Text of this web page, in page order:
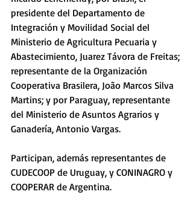
presidente del Departamento de
Integración y Movilidad Social del
Ministerio de Agricultura Pecuaria y
Abastecimiento, Juarez Távora de Freitas;
representante de la Organización
Cooperativa Brasilera, João Marcos Silva
Martins; y por Paraguay, representante
del Ministerio de Asuntos Agrarios y
Ganadería, Antonio Vargas.
Participan, además representantes de
CUDECOOP de Uruguay, y CONINAGRO y
COOPERAR de Argentina.